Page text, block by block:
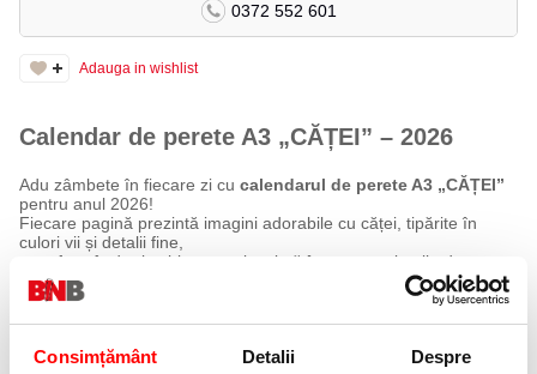
Consimțământ Detalii Despre
0372 552 601
Adauga in wishlist
Calendar de perete A3 „CĂȚEI” – 2026
Adu zâmbete în fiecare zi cu calendarul de perete A3 „CĂȚEI”
pentru anul 2026!
Fiecare pagină prezintă imagini adorabile cu căței, tipărite în
culori vii și detalii fine,
transformând orice birou sau locuință într-un spațiu plin de
energie pozitivă.
Tipar:policromie de înaltă calitate